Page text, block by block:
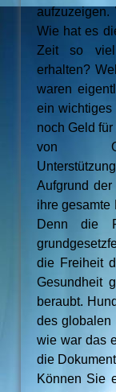
Wie hat es
Zeit so viel
erhalten?
waren
ein
noch Geld
von
Aufgrund
ihre gesamte
Denn die
die Freiheit
Gesundheit
beraubt.
des globalen
wie war das
die
Können Sie